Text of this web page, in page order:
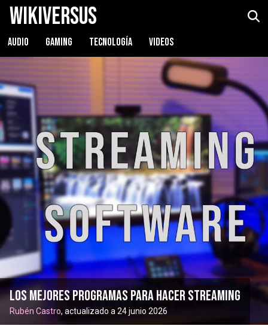
WikiVersus
AUDIO GAMING TECNOLOGÍA VIDEOS
Los mejores programas para hacer streaming
Rubén Castro, actualizado a 24 junio 2026